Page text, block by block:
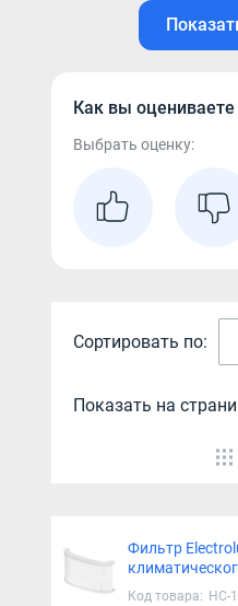
Как вы оцениваете
Выбрать оценку:
Сортировать по:
Показать на
Фильтр
Код товара: НС-